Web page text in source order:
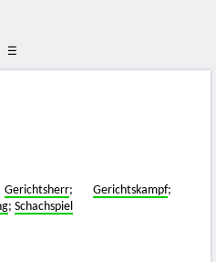
☰
Gerichtsherr; Gerichtskampf;
;Schachspiel